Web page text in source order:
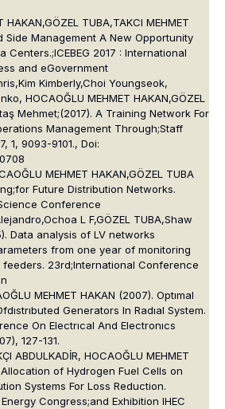
HAKAN,GÖZEL TUBA,TAKCI MEHMET
Side Management A New Opportunity
Centers.;ICEBEG 2017 : International
and eGovernment
Kimberly,Choi Youngseok,
HOCAOĞLU MEHMET HAKAN,GÖZEL
Mehmet;(2017). A Training Network For
Management Through;Staff
1, 9093-9101., Doi:
MEHMET HAKAN,GÖZEL TUBA
Future Distribution Networks.
Conference
L F,GÖZEL TUBA,Shaw
Data analysis of LV networks
from one year of monitoring
feeders. 23rd;International Conference
MEHMET HAKAN (2007). Optımal
Generators In Radıal System.
On Electrıcal And Electronıcs
127-131.
ABDULKADİR, HOCAOĞLU MEHMET
of Hydrogen Fuel Cells on
Systems For Loss Reduction.
Congress;and Exhibition IHEC